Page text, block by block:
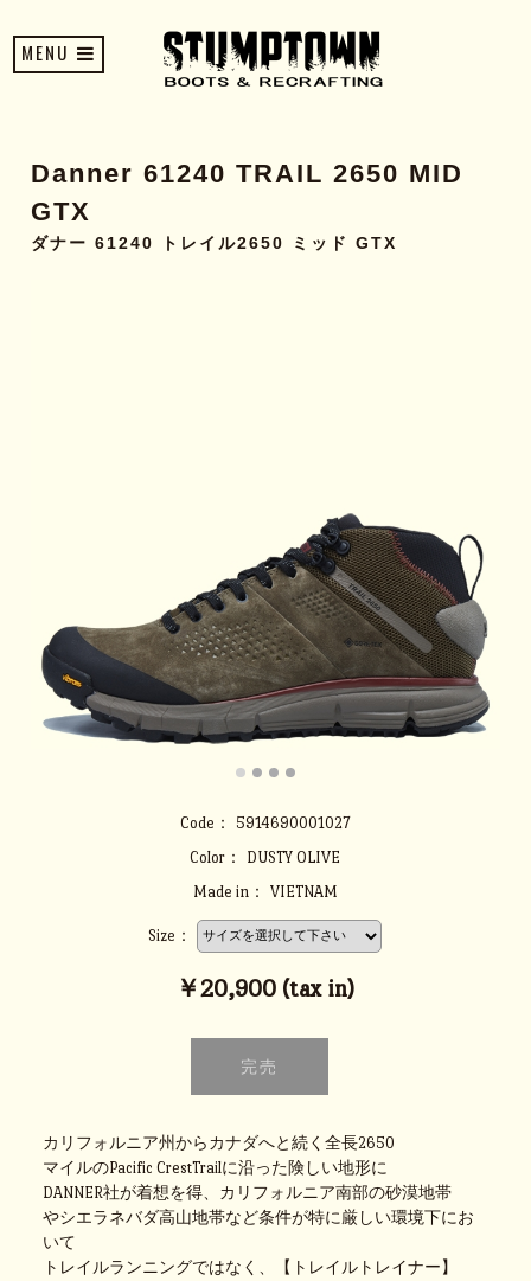
MENU
Danner 61240 TRAIL 2650 MID
GTX
ダナー 61240 トレイル2650 ミッド GTX
Code：
5914690001027
Color：
DUSTY OLIVE
Made in：
VIETNAM
Size：
￥20,900 (tax in)
カリフォルニア州からカナダへと続く全長2650
マイルのPacific CrestTrailに沿った険しい地形に
DANNER社が着想を得、カリフォルニア南部の砂漠地帯
やシエラネバダ高山地帯など条件が特に厳しい環境下にお
いて
トレイルランニングではなく、【トレイルトレイナー】